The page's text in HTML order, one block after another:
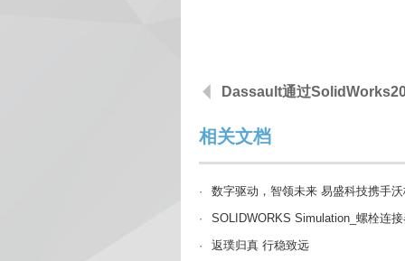
Dassault通过
相关文档
·
数字驱动，智领未来 易盛科技携手
·
SOLIDWORKS Simulation_螺栓连
·
返璞归真 行稳致远